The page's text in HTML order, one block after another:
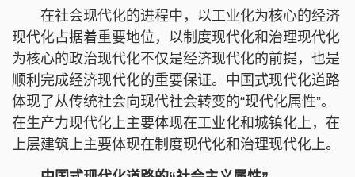
在社会现代化的进程中，以工业化为核心的经济
现代化占据着重要地位，以制度现代化和治理现代化
为核心的政治现代化不仅是经济现代化的前提，也是
顺利完成经济现代化的重要保证。中国式现代化道路
体现了从传统社会向现代社会转变的“现代化属性”。
在生产力现代化上主要体现在工业化和城镇化上，在
上层建筑上主要体现在制度现代化和治理现代化上。